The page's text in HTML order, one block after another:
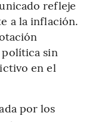
refleje
a la inflación.
sin
en el
por los